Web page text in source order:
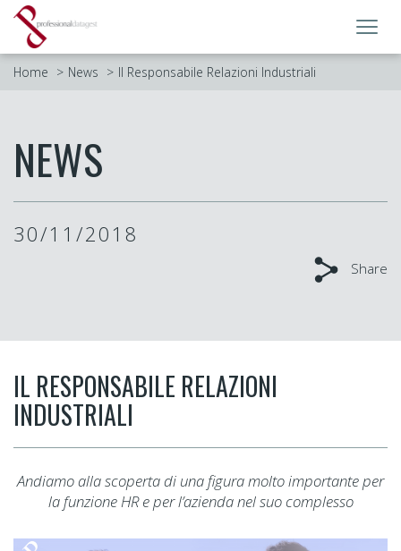
Home News Il Responsabile Relazioni Industriali
NEWS
30/11/2018
Share
IL RESPONSABILE RELAZIONI
INDUSTRIALI
Andiamo alla scoperta di una figura molto importante per
la funzione HR e per l’azienda nel suo complesso